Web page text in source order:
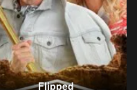
Flipped